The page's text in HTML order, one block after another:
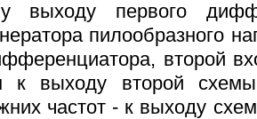
выходу первого
пилообразного
второй
к выходу второй схемы
частот - к выходу